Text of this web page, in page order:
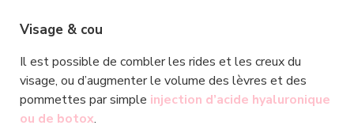
Visage & cou
Il est possible de combler les rides et les creux du
visage, ou d’augmenter le volume des lèvres et des
pommettes par simple injection d’acide hyaluronique
ou de botox.